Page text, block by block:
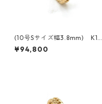
(10号Sサイズ幅3.8mm) K18
イエローゴールド 6面ダブル喜
平リング
¥94,800